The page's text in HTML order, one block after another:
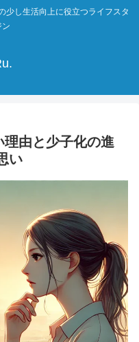
少し生活向上に役立つライフスタ
ン
由と少子化の進
い